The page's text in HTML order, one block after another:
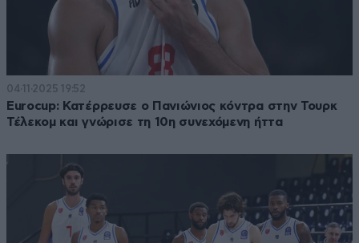
04·11·2025 19:52
Eurocup: Κατέρρευσε ο Πανιώνιος κόντρα στην Τουρκ
Τέλεκομ και γνώρισε τη 10η συνεχόμενη ήττα